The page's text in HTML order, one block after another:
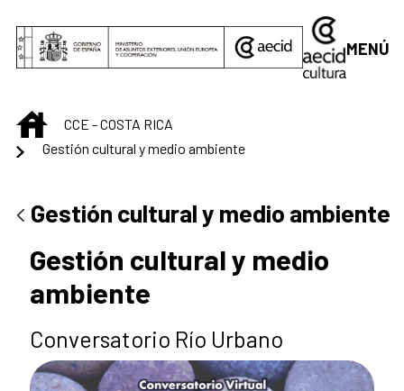
MENÚ
INICIO
CCE - COSTA RICA
Gestión cultural y medio ambiente
Gestión cultural y medio ambiente
Gestión cultural y medio
ambiente
Conversatorio Río Urbano